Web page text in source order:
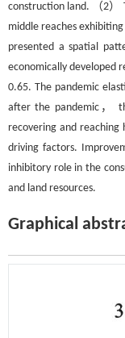
construction land. （2）
middle reaches
presented a spatial
economically developed
0.65. The pandemic
after the pandemic，
recovering and reaching
driving factors.
inhibitory role in the
and land resources.
Graphical